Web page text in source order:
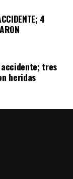
4
tres
heridas